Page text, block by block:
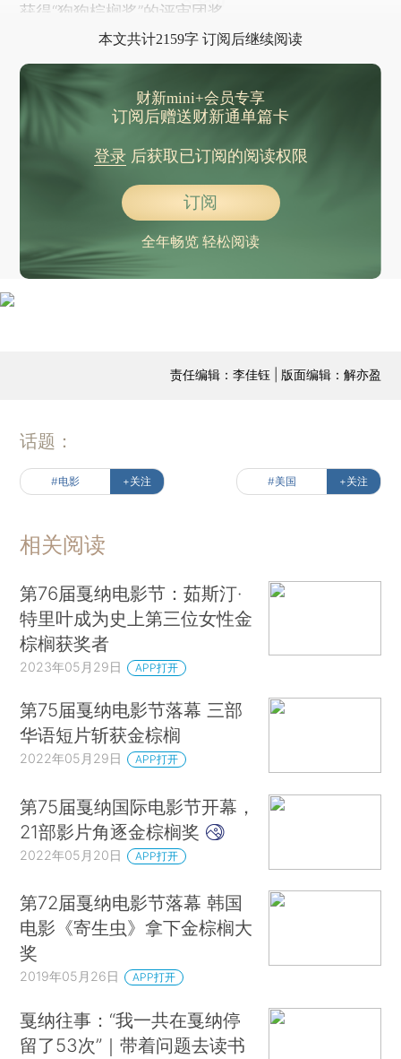
获得“狗狗棕榈奖”的评审团奖。
本文共计2159字 订阅后继续阅读
财新mini+会员专享
订阅后赠送财新通单篇卡
登录后获取已订阅的阅读权限
订阅
全年畅览 轻松阅读
责任编辑：李佳钰 | 版面编辑：解亦盈
话题：
#电影 +关注 #美国 +关注
相关阅读
第76届戛纳电影节：茹斯汀·
特里叶成为史上第三位女性金
棕榈获奖者
2023年05月29日 APP打开
第75届戛纳电影节落幕 三部
华语短片斩获金棕榈
2022年05月29日 APP打开
第75届戛纳国际电影节开幕，
21部影片角逐金棕榈奖
2022年05月20日 APP打开
第72届戛纳电影节落幕 韩国
电影《寄生虫》拿下金棕榈大
奖
2019年05月26日 APP打开
戛纳往事：“我一共在戛纳停
留了53次”｜带着问题去读书